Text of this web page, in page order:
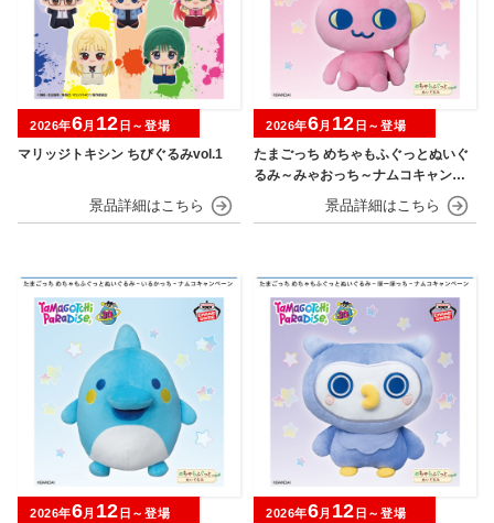
マリッジトキシン ちびぐるみvol.1
2026年6月 12 日～登場
たまごっち めちゃもふぐっとぬいぐ
るみ～みゃおっち～ナムコキャンペ
2026年6月 12 日～登場
2026年6月 12 日～登場 2026年6月 12 日～登場